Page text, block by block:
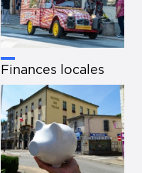
Finances locales